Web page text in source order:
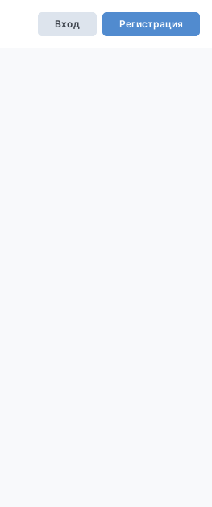
Вход Регистрация